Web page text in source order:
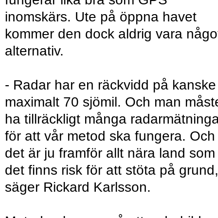
inomskärs. Ute på öppna havet
kommer den dock aldrig vara
alternativ.
- Radar har en räckvidd på kanske
maximalt 70 sjömil. Och man
ha tillräckligt många
för att vår metod ska fungera. Och
det är ju framför allt nära land som
det finns risk för att stöta på grund,
säger Rickard Karlsson.